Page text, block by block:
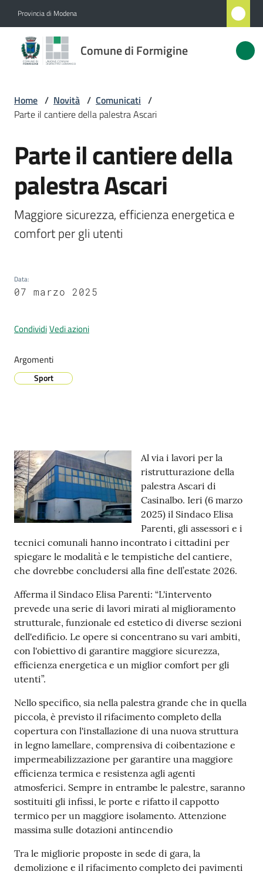
Provincia di Modena
Comune di Formigine
Comune
di
Novità
Servizi
Vivere
Formigine
appuntamenti
A
l
l
M
e
t
e
o
Tutti
gli
argomenti...
Seguici
su
Home / Novità / Comunicati /
Parte il cantiere della palestra Ascari
Salta al contenuto
Parte il cantiere della
palestra Ascari
Maggiore sicurezza, efficienza energetica e
Data:
07 marzo 2025
CondividiVedi azioni
Argomenti
Sport
Contenuto
Al via i lavori per la
ristrutturazione della
palestra Ascari di
Casinalbo. Ieri (6 marzo
2025) il Sindaco Elisa
Parenti, gli assessori e i
tecnici comunali hanno incontrato i cittadini per
spiegare le modalità e le tempistiche del cantiere,
che dovrebbe concludersi alla fine dell’estate 2026.
Afferma il Sindaco Elisa Parenti: “L'intervento
prevede una serie di lavori mirati al miglioramento
strutturale, funzionale ed estetico di diverse sezioni
dell'edificio. Le opere si concentrano su vari ambiti,
con l'obiettivo di garantire maggiore sicurezza,
efficienza energetica e un miglior comfort per gli
utenti”.
Nello specifico, sia nella palestra grande che in quella
piccola, è previsto il rifacimento completo della
copertura con l'installazione di una nuova struttura
in legno lamellare, comprensiva di coibentazione e
impermeabilizzazione per garantire una maggiore
efficienza termica e resistenza agli agenti
atmosferici. Sempre in entrambe le palestre, saranno
sostituiti gli infissi, le porte e rifatto il cappotto
termico per un maggiore isolamento. Attenzione
massima sulle dotazioni antincendio
Tra le migliorie proposte in sede di gara, la
demolizione e il rifacimento completo dei pavimenti